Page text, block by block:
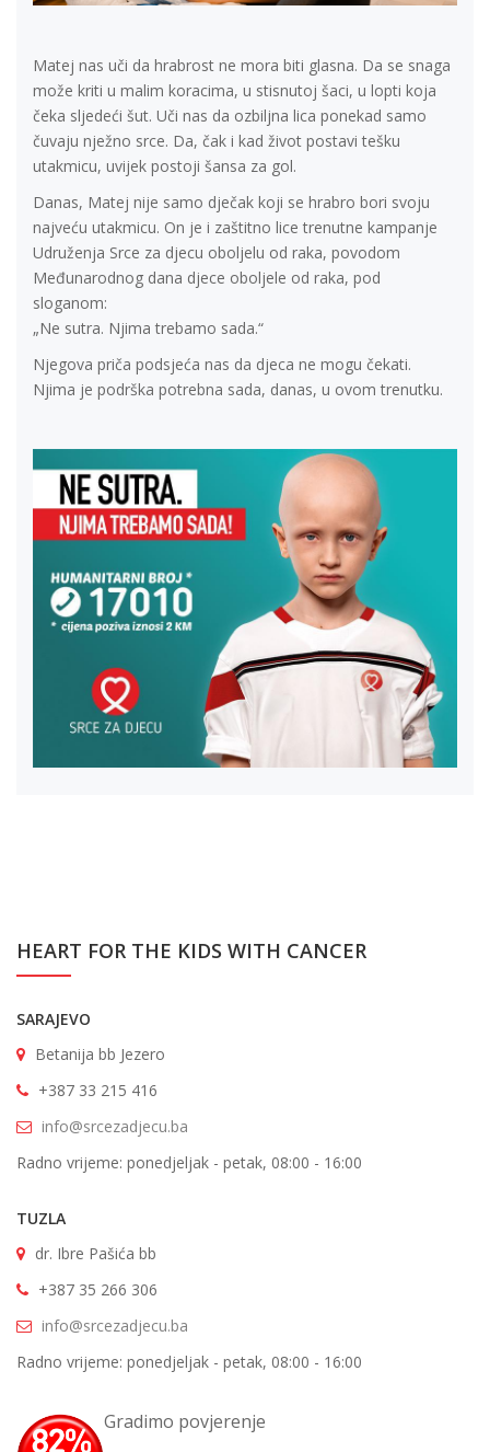
Matej nas uči da hrabrost ne mora biti glasna. Da se snaga
može kriti u malim koracima, u stisnutoj šaci, u lopti koja
čeka sljedeći šut. Uči nas da ozbiljna lica ponekad samo
čuvaju nježno srce. Da, čak i kad život postavi tešku
utakmicu, uvijek postoji šansa za gol.
Danas, Matej nije samo dječak koji se hrabro bori svoju
najveću utakmicu. On je i zaštitno lice trenutne kampanje
Udruženja Srce za djecu oboljelu od raka, povodom
Međunarodnog dana djece oboljele od raka, pod
sloganom:
„Ne sutra. Njima trebamo sada.“
Njegova priča podsjeća nas da djeca ne mogu čekati.
Njima je podrška potrebna sada, danas, u ovom trenutku.
HEART FOR THE KIDS WITH CANCER
SARAJEVO
Betanija bb Jezero
+387 33 215 416
info@srcezadjecu.ba
Radno vrijeme: ponedjeljak - petak, 08:00 - 16:00
TUZLA
dr. Ibre Pašića bb
+387 35 266 306
info@srcezadjecu.ba
Radno vrijeme: ponedjeljak - petak, 08:00 - 16:00
Gradimo povjerenje